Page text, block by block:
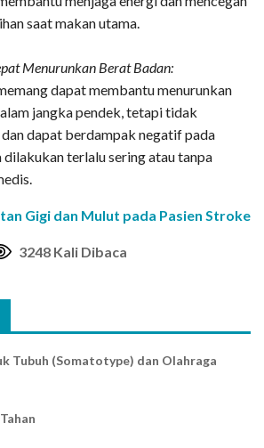
saat makan utama.
Menurunkan Berat Badan:
dapat membantu menurunkan
jangka pendek, tetapi tidak
dapat berdampak negatif pada
dilakukan terlalu sering atau tanpa
Gigi dan Mulut pada Pasien Stroke
3248 Kali Dibaca
Tubuh (Somatotype) dan Olahraga